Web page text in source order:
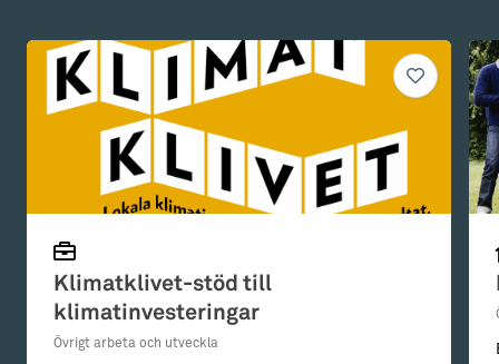
Klimatklivet-stöd till
klimatinvesteringar
Övrigt arbeta och utveckla